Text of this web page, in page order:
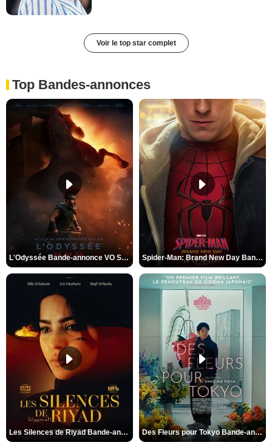
Voir le top star complet
Top Bandes-annonces
L'Odyssée Bande-annonce VO STFR Spider-Man: Brand New Day Bande-annonce VO STFR
Les Silences de Riyad Bande-annonce VO STFR Des Fleurs pour Tokyo Bande-annonce VO STFR